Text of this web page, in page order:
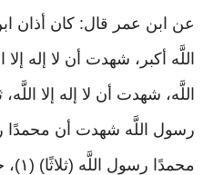
عن ابن عمر قال: كان أذان ابن
اللَّه أكبر، شهدت أن لا إله إلا
اللَّه، شهدت أن لا إله إلا
رسول اللَّه شهدت أن محمدًا